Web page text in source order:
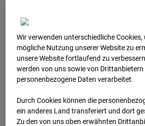
24.01.2026 06:30
Wir verwenden unterschiedliche
mögliche Nutzung unserer Website zu
unsere Website fortlaufend zu
werden von uns sowie von
personenbezogene Daten verarbeitet.
Durch Cookies können die
ein anderes Land transferiert und dort
Zu den von uns oben erwähnten